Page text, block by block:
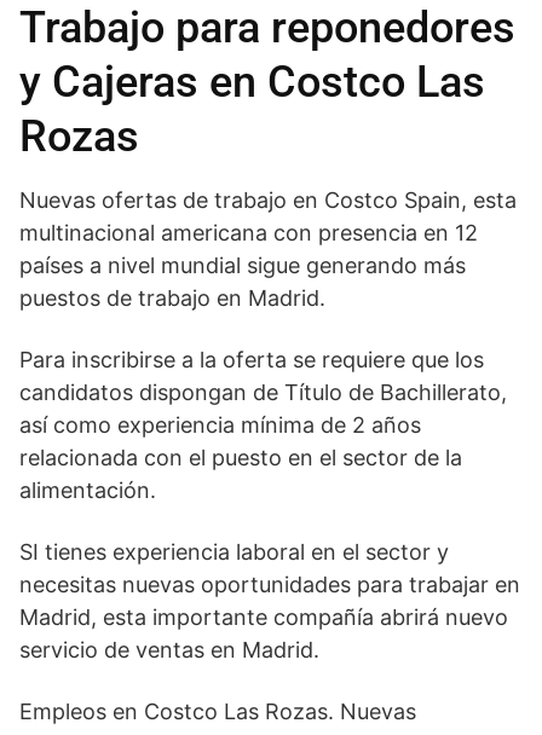
Trabajo para reponedores
y Cajeras en Costco Las
Rozas
Nuevas ofertas de trabajo en Costco Spain, esta
multinacional americana con presencia en 12
países a nivel mundial sigue generando más
puestos de trabajo en Madrid.
Para inscribirse a la oferta se requiere que los
candidatos dispongan de Título de Bachillerato,
así como experiencia mínima de 2 años
relacionada con el puesto en el sector de la
alimentación.
SI tienes experiencia laboral en el sector y
necesitas nuevas oportunidades para trabajar en
Madrid, esta importante compañía abrirá nuevo
servicio de ventas en Madrid.
Empleos en Costco Las Rozas. Nuevas